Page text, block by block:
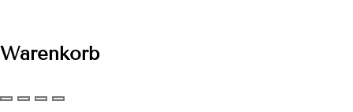
Warenkorb